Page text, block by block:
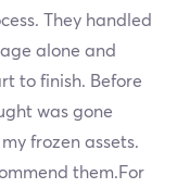
They handled
alone and
to finish. Before
was gone
frozen assets.
them.For